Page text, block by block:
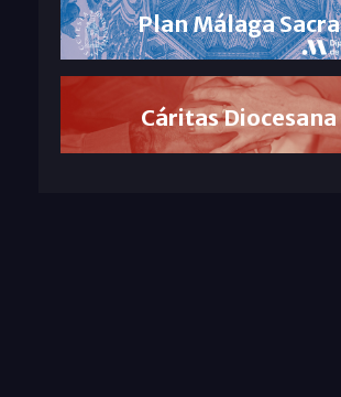
Plan Málaga Sacra
Cáritas Diocesana